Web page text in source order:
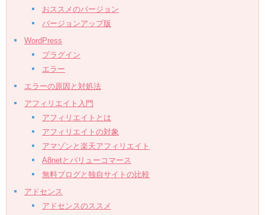
おススメのバージョン
バージョンアップ版
WordPress
プラグイン
エラー
エラーの原因と対処法
アフィリエイト入門
アフィリエイトとは
アフィリエイトの対象
アマゾンと楽天アフィリエイト
A8netとバリューコマース
無料ブログと独自サイトの比較
アドセンス
アドセンスのススメ